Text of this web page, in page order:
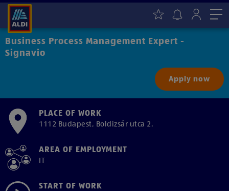
Business Process Management Expert -
Signavio
Apply now
PLACE OF WORK
1112 Budapest, Boldizsár utca 2.
AREA OF EMPLOYMENT
IT
START OF WORK